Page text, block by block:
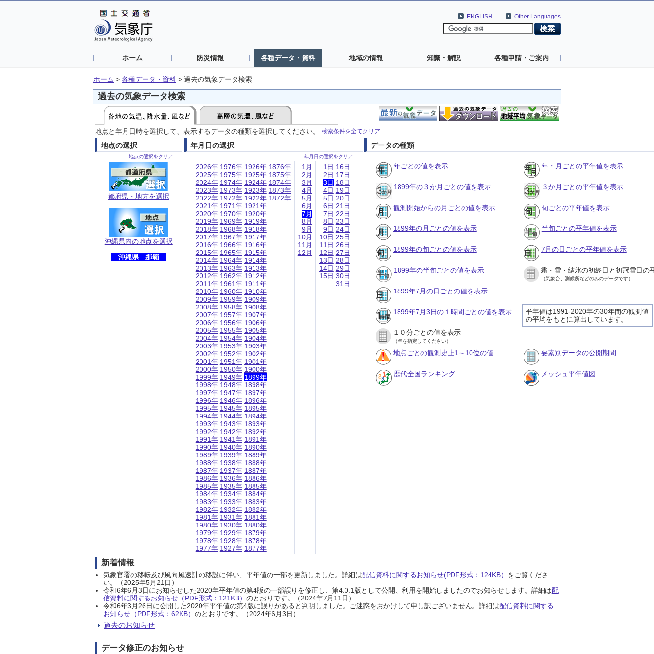
Other Languages
ENGLISH
ホーム 防災情報 各種データ・資料 地域の情報 知識・解説 各種申請・ご案内
ホーム > 各種データ・資料 > 過去の気象データ検索
過去の気象データ検索
地点と年月日時を選択して、表示するデータの種類を選択してください。 検索条件を全てクリア
地点の選択
地点の選択をクリア
都府県・地方を選択
沖縄県内の地点を選択
沖縄県 那覇
年月日の選択
年月日の選択をクリア
2026年
2025年
2024年
2023年
2022年
2021年
2020年
2019年
2018年
2017年
2016年
2015年
2014年
2013年
2012年
2011年
2010年
2009年
2008年
2007年
2006年
2005年
2004年
2003年
2002年
2001年
2000年
1999年
1998年
1997年
1996年
1995年
1994年
1993年
1992年
1991年
1990年
1989年
1988年
1987年
1986年
1985年
1984年
1983年
1982年
1981年
1980年
1979年
1978年
1977年
1976年
1975年
1974年
1973年
1972年
1971年
1970年
1969年
1968年
1967年
1966年
1965年
1964年
1963年
1962年
1961年
1960年
1959年
1958年
1957年
1956年
1955年
1954年
1953年
1952年
1951年
1950年
1949年
1948年
1947年
1946年
1945年
1944年
1943年
1942年
1941年
1940年
1939年
1938年
1937年
1936年
1935年
1934年
1933年
1932年
1931年
1930年
1929年
1928年
1927年
1926年
1925年
1924年
1923年
1922年
1921年
1920年
1919年
1918年
1917年
1916年
1915年
1914年
1913年
1912年
1911年
1910年
1909年
1908年
1907年
1906年
1905年
1904年
1903年
1902年
1901年
1900年
1899年
1898年
1897年
1896年
1895年
1894年
1893年
1892年
1891年
1890年
1889年
1888年
1887年
1886年
1885年
1884年
1883年
1882年
1881年
1880年
1879年
1878年
1877年
1876年
1875年
1874年
1873年
1872年
1月
2月
3月
4月
5月
6月
7月
8月
9月
10月
11月
12月
1日
2日
3日
4日
5日
6日
7日
8日
9日
10日
11日
12日
13日
14日
15日
16日
17日
18日
19日
20日
21日
22日
23日
24日
25日
26日
27日
28日
29日
30日
31日
データの種類
年ごとの値を表示 年・月ごとの平年値を表示
1899年の３か月ごとの値を表示 ３か月ごとの平年値を表示
観測開始からの月ごとの値を表示 旬ごとの平年値を表示
1899年の月ごとの値を表示 半旬ごとの平年値を表示
1899年の旬ごとの値を表示 7月の日ごとの平年値を表示
1899年の半旬ごとの値を表示 霜・雪・結氷の初終日と初冠雪日の
（気象台、測候所などのみのデータです）
1899年7月の日ごとの値を表示
平年値は1991-2020年の30年間の観測値
の平均をもとに算出しています。
1899年7月3日の１時間ごとの値を表示
１０分ごとの値を表示
（年を指定してください）
地点ごとの観測史上1～10位の値 要素別データの公開期間
歴代全国ランキング メッシュ平年値図
新着情報
気象官署の移転及び風向風速計の移設に伴い、平年値の一部を更新しました。詳細は配信資料に関するお知らせ(PDF形式：124KB） をご覧くださ
い。（2025年5月21日）
令和6年6月3日にお知らせした2020年平年値の第4版の一部誤りを修正し、第4.0.1版として公開、利用を開始しましたのでお知らせします。詳細は配
信資料に関するお知らせ（PDF形式：121KB） のとおりです。（2024年7月11日）
令和6年3月26日に公開した2020年平年値の第4版に誤りがあると判明しました。ご迷惑をおかけして申し訳ございません。詳細は配信資料に関する
お知らせ（PDF形式：62KB） のとおりです。（2024年6月3日）
過去のお知らせ
データ修正のお知らせ